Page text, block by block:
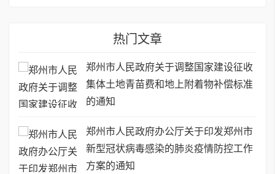
热门文章
郑州市人民政府关于调整国家建设征收
集体土地青苗费和地上附着物补偿标准
的通知
郑州市人民政府办公厅关于印发郑州市
新型冠状病毒感染的肺炎疫情防控工作
方案的通知